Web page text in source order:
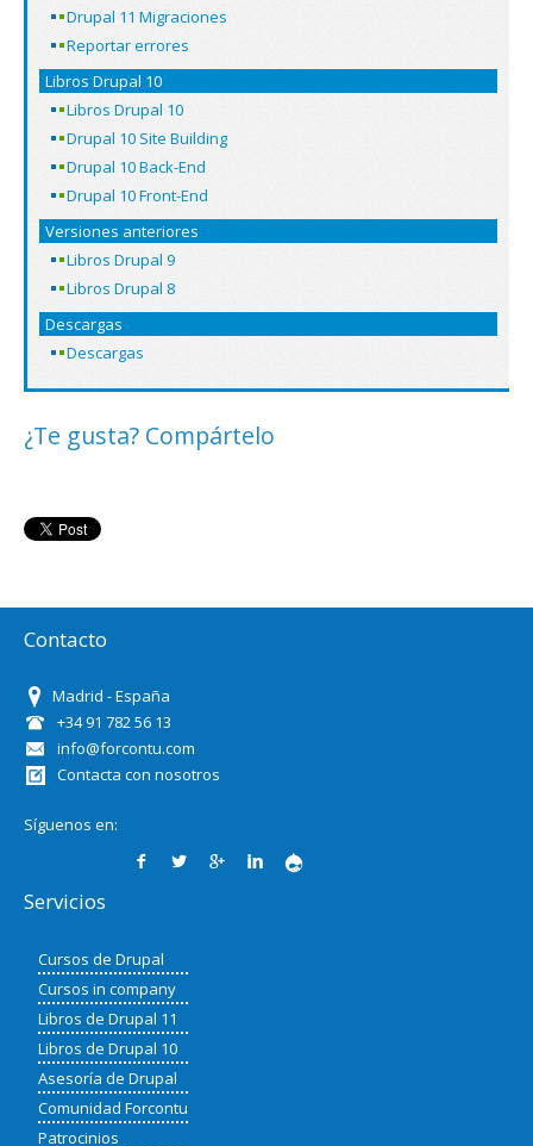
Drupal 11 Migraciones
Reportar errores
Libros Drupal 10
Libros Drupal 10
Drupal 10 Site Building
Drupal 10 Back-End
Drupal 10 Front-End
Versiones anteriores
Libros Drupal 9
Libros Drupal 8
Descargas
Descargas
¿Te gusta? Compártelo
Contacto
Madrid - España
+34 91 782 56 13
info@forcontu.com
Contacta con nosotros
Síguenos en:
Servicios
Cursos de Drupal
Cursos in company
Libros de Drupal 11
Libros de Drupal 10
Asesoría de Drupal
Comunidad Forcontu
Patrocinios